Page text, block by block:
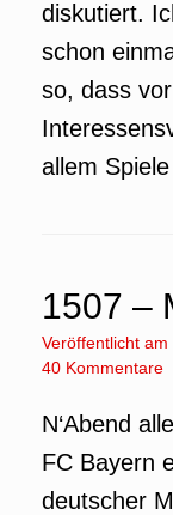
diskutiert.
schon
so, dass
allem
1507 –
Veröffentlicht am
40 Kommentare
N‘Abend
FC Bayern
deutscher